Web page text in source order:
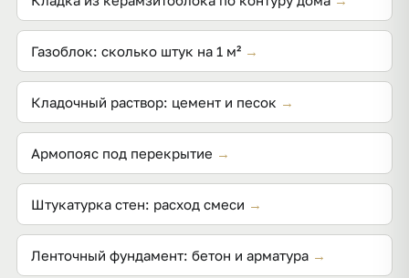
Газоблок: сколько штук на 1 м² →
Кладочный раствор: цемент и песок →
Армопояс под перекрытие →
Штукатурка стен: расход смеси →
Ленточный фундамент: бетон и арматура →